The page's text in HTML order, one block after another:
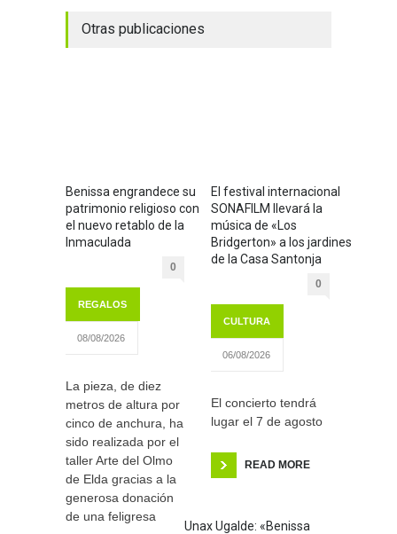
Otras publicaciones
Benissa engrandece su
patrimonio religioso con
el nuevo retablo de la
Inmaculada
0
REGALOS
08/08/2026
La pieza, de diez
metros de altura por
cinco de anchura, ha
sido realizada por el
taller Arte del Olmo
de Elda gracias a la
generosa donación
de una feligresa
El festival internacional
SONAFILM llevará la
música de «Los
Bridgerton» a los jardines
de la Casa Santonja
0
CULTURA
06/08/2026
El concierto tendrá
lugar el 7 de agosto
READ MORE
Unax Ugalde: «Benissa